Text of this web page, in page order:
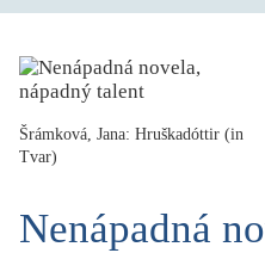
SPISOVATELÉ
KNIHY
LITERATURY
Šrámková, Jana: Hruškadóttir (in
Tvar)
Nenápadná